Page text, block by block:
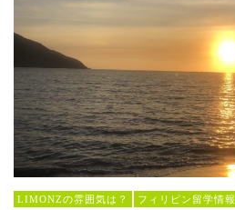
LIMONZの雰囲気は？ フィリピン留学情報